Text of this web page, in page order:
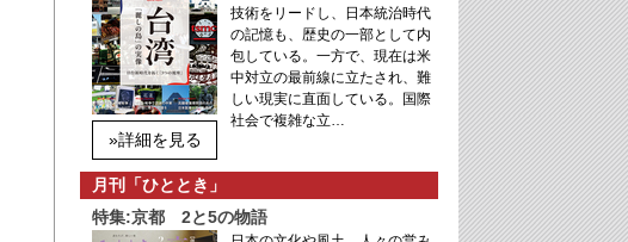
»詳細を見る
技術をリードし、日本統治時代
の記憶も、歴史の一部として内
包している。一方で、現在は米
中対立の最前線に立たされ、難
しい現実に直面している。国際
社会で複雑な立…
月刊「ひととき」
特集:京都 2と5の物語